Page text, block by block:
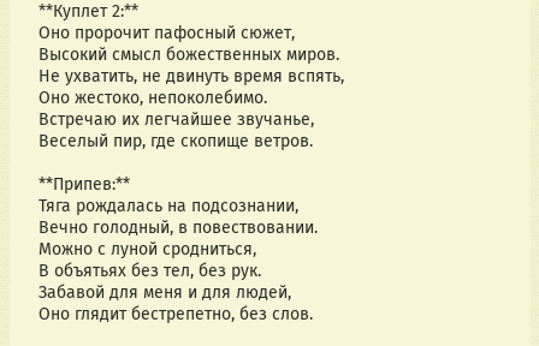
**Куплет 2:**
Оно пророчит пафосный сюжет,
Высокий смысл божественных миров.
Не ухватить, не двинуть время вспять,
Оно жестоко, непоколебимо.
Встречаю их легчайшее звучанье,
Веселый пир, где скопище ветров.
**Припев:**
Тяга рождалась на подсознании,
Вечно голодный, в повествовании.
Можно с луной сродниться,
В объятьях без тел, без рук.
Забавой для меня и для людей,
Оно глядит бестрепетно, без слов.